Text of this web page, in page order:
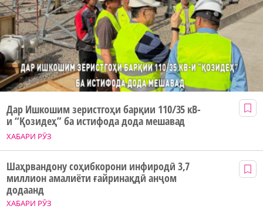
ХАБАРИ РӮЗ
Дар Ишкошим зеристгоҳи барқии 110/35 кВ-
и “Қозидеҳ” ба истифода дода мешавад
ХАБАРИ РӮЗ
Шаҳрвандону соҳибкорони инфиродӣ 3,7
миллион амалиёти ғайринақдӣ анҷом
додаанд